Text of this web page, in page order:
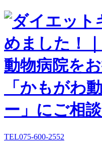
TEL075-600-2552